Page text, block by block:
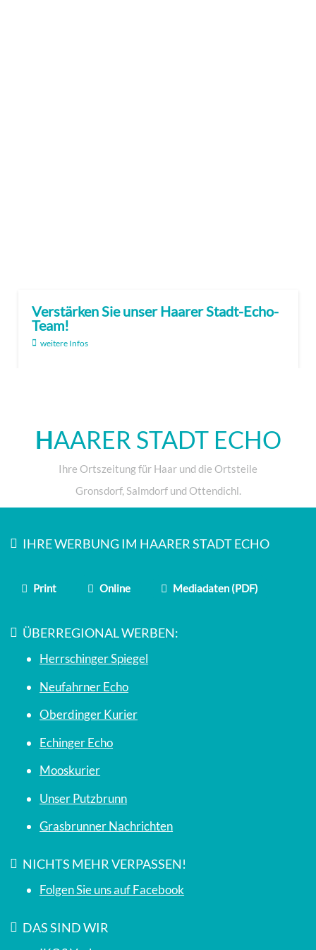
Verstärken Sie unser Haarer Stadt-Echo-
Team!
weitere Infos
HAARER STADT ECHO
Ihre Ortszeitung für Haar und die Ortsteile
Gronsdorf, Salmdorf und Ottendichl.
IHRE WERBUNG IM HAARER STADT ECHO
Print Online Mediadaten (PDF)
ÜBERREGIONAL WERBEN:
Herrschinger Spiegel
Neufahrner Echo
Oberdinger Kurier
Echinger Echo
Mooskurier
Unser Putzbrunn
Grasbrunner Nachrichten
NICHTS MEHR VERPASSEN!
Folgen Sie uns auf Facebook
DAS SIND WIR